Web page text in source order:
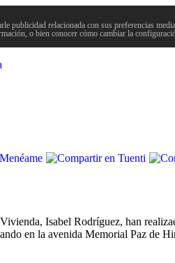
relacionada con sus preferencias
o bien conocer cómo cambiar la
Isabel Rodríguez, han
en la avenida Memorial Paz de